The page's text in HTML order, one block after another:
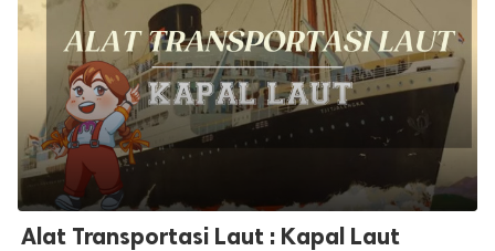
Alat Transportasi Laut : Kapal Laut